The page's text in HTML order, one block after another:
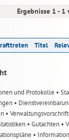
Ergebnisse 1 - 1
Titel
und Protokolle •
•
•
• Gutachten •
•